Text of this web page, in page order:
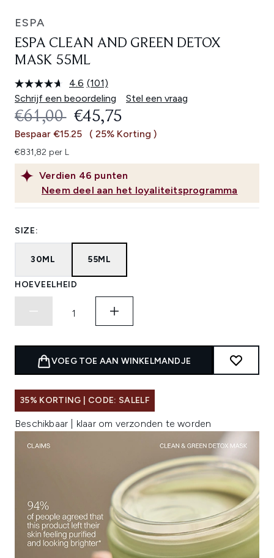
ESPA
ESPA CLEAN AND GREEN DETOX
MASK 55ML
4.6 Lees
101
beoordelingen.
Dezelfde
paginalink.
(101)
Schrijf een beoordeling
Stel een vraag
Verdien 46 punten
Neem deel aan het loyaliteitsprogramma
RECOMMENDED RETAIL PRICE:
€61,00 HUIDIGE PRIJS:
€45,75
Bespaar €15.25 ( 25% Korting )
€831,82 per L
SIZE:
30ML 55ML
HOEVEELHEID
VOEG TOE AAN WINKELMANDJE
35% KORTING | CODE: SALELF
Beschikbaar | klaar om verzonden te worden